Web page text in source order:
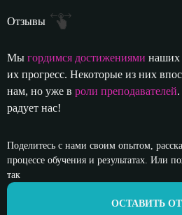
Отзывы
Мы гордимся достижениями наших
их прогресс. Некоторые из них
нам, но уже в роли преподавателей
радует нас!
Поделитесь с нами своим опытом,
процессе обучения и результатах. Или
так
ОСТАВИТЬ